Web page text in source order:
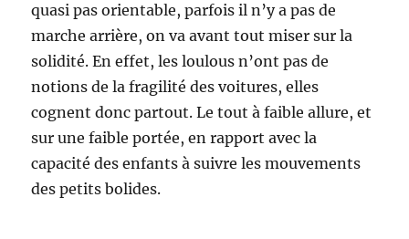
quasi pas orientable, parfois il n’y a pas de
marche arrière, on va avant tout miser sur la
solidité. En effet, les loulous n’ont pas de
notions de la fragilité des voitures, elles
cognent donc partout. Le tout à faible allure, et
sur une faible portée, en rapport avec la
capacité des enfants à suivre les mouvements
des petits bolides.